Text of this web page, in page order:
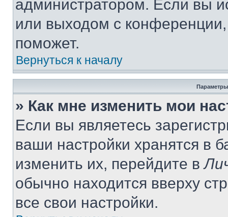
администратором. Если вы
или выходом с
поможет.
Вернуться к началу
Параметры
» Как мне изменить мои
Если вы являетесь
ваши настройки хранятся в
изменить их, перейдите в
обычно находится вверху
все свои настройки.